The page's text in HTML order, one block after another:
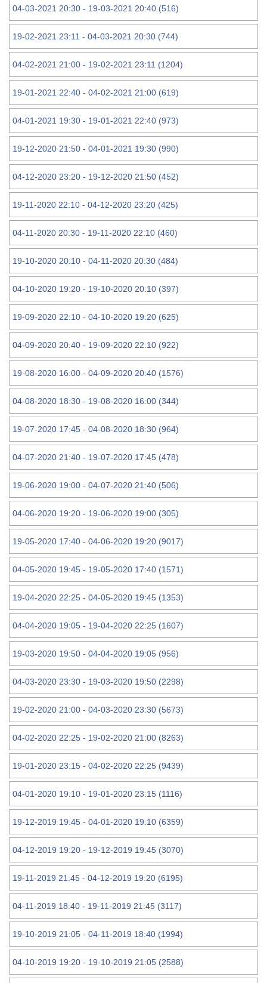
04-03-2021 20:30 - 19-03-2021 20:40 (516)
19-02-2021 23:11 - 04-03-2021 20:30 (744)
04-02-2021 21:00 - 19-02-2021 23:11 (1204)
19-01-2021 22:40 - 04-02-2021 21:00 (619)
04-01-2021 19:30 - 19-01-2021 22:40 (973)
19-12-2020 21:50 - 04-01-2021 19:30 (990)
04-12-2020 23:20 - 19-12-2020 21:50 (452)
19-11-2020 22:10 - 04-12-2020 23:20 (425)
04-11-2020 20:30 - 19-11-2020 22:10 (460)
19-10-2020 20:10 - 04-11-2020 20:30 (484)
04-10-2020 19:20 - 19-10-2020 20:10 (397)
19-09-2020 22:10 - 04-10-2020 19:20 (625)
04-09-2020 20:40 - 19-09-2020 22:10 (922)
19-08-2020 16:00 - 04-09-2020 20:40 (1576)
04-08-2020 18:30 - 19-08-2020 16:00 (344)
19-07-2020 17:45 - 04-08-2020 18:30 (964)
04-07-2020 21:40 - 19-07-2020 17:45 (478)
19-06-2020 19:00 - 04-07-2020 21:40 (506)
04-06-2020 19:20 - 19-06-2020 19:00 (305)
19-05-2020 17:40 - 04-06-2020 19:20 (9017)
04-05-2020 19:45 - 19-05-2020 17:40 (1571)
19-04-2020 22:25 - 04-05-2020 19:45 (1353)
04-04-2020 19:05 - 19-04-2020 22:25 (1607)
19-03-2020 19:50 - 04-04-2020 19:05 (956)
04-03-2020 23:30 - 19-03-2020 19:50 (2298)
19-02-2020 21:00 - 04-03-2020 23:30 (5673)
04-02-2020 22:25 - 19-02-2020 21:00 (8263)
19-01-2020 23:15 - 04-02-2020 22:25 (9439)
04-01-2020 19:10 - 19-01-2020 23:15 (1116)
19-12-2019 19:45 - 04-01-2020 19:10 (6359)
04-12-2019 19:20 - 19-12-2019 19:45 (3070)
19-11-2019 21:45 - 04-12-2019 19:20 (6195)
04-11-2019 18:40 - 19-11-2019 21:45 (3117)
19-10-2019 21:05 - 04-11-2019 18:40 (1994)
04-10-2019 19:20 - 19-10-2019 21:05 (2588)